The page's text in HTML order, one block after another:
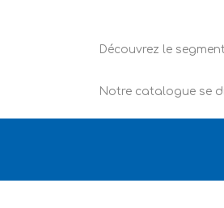
Découvrez le
Notre catalogue se